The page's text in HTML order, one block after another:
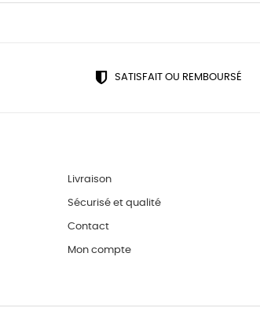
SATISFAIT OU REMBOURSÉ
Livraison
Sécurisé et qualité
Contact
Mon compte